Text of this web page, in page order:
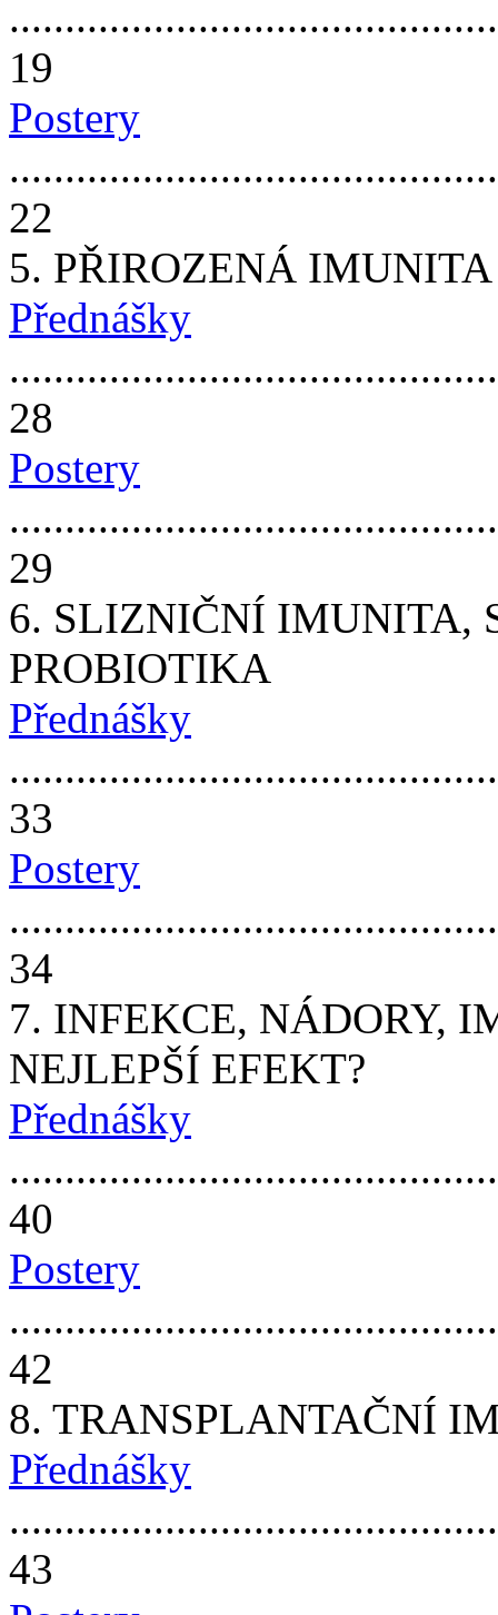
19
Postery
22
5. PŘIROZENÁ IMUNITA
Přednášky
28
Postery
29
6. SLIZNIČNÍ IMUNITA,
PROBIOTIKA
Přednášky
33
Postery
34
7. INFEKCE, NÁDORY,
NEJLEPŠÍ EFEKT?
Přednášky
40
Postery
42
8. TRANSPLANTAČNÍ
Přednášky
43